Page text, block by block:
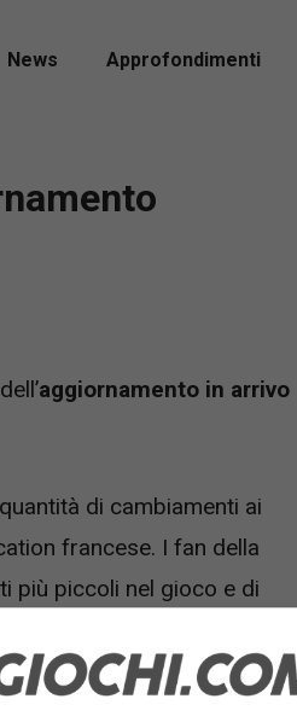
News Approfondimenti
aggiornamento in arrivo
di cambiamenti ai
francese. I fan della
più piccoli nel gioco e di
per il 30 settembre